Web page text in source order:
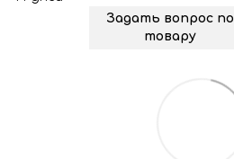
Задать вопрос по
товару